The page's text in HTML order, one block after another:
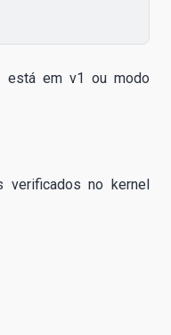
está em v1 ou modo
verificados no kernel